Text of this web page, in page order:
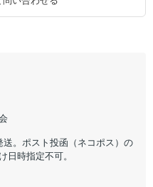
送。ポスト投函（ネコポス）の
日時指定不可。